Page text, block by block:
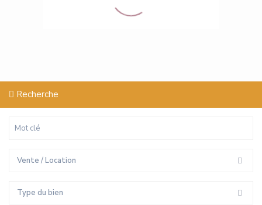
Recherche
Vente / Location
Type du bien